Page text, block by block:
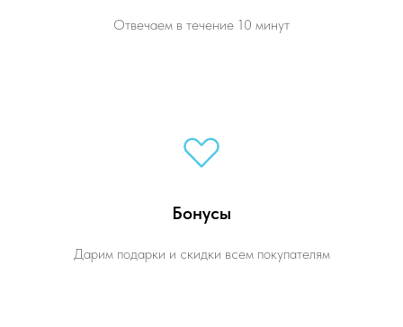
Отвечаем в течение 10 минут
Бонусы
Дарим подарки и скидки всем покупателям